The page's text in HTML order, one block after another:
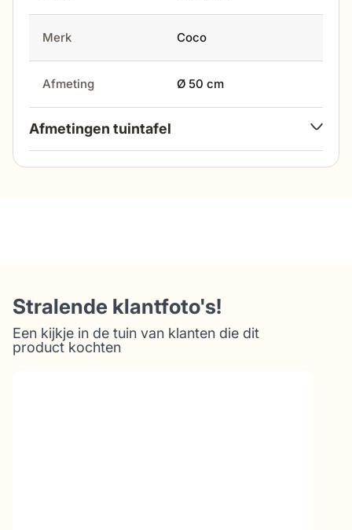
Merk Coco
Afmeting Ø 50 cm
Afmetingen tuintafel
Stralende klantfoto's!
Een kijkje in de tuin van klanten die dit
product kochten